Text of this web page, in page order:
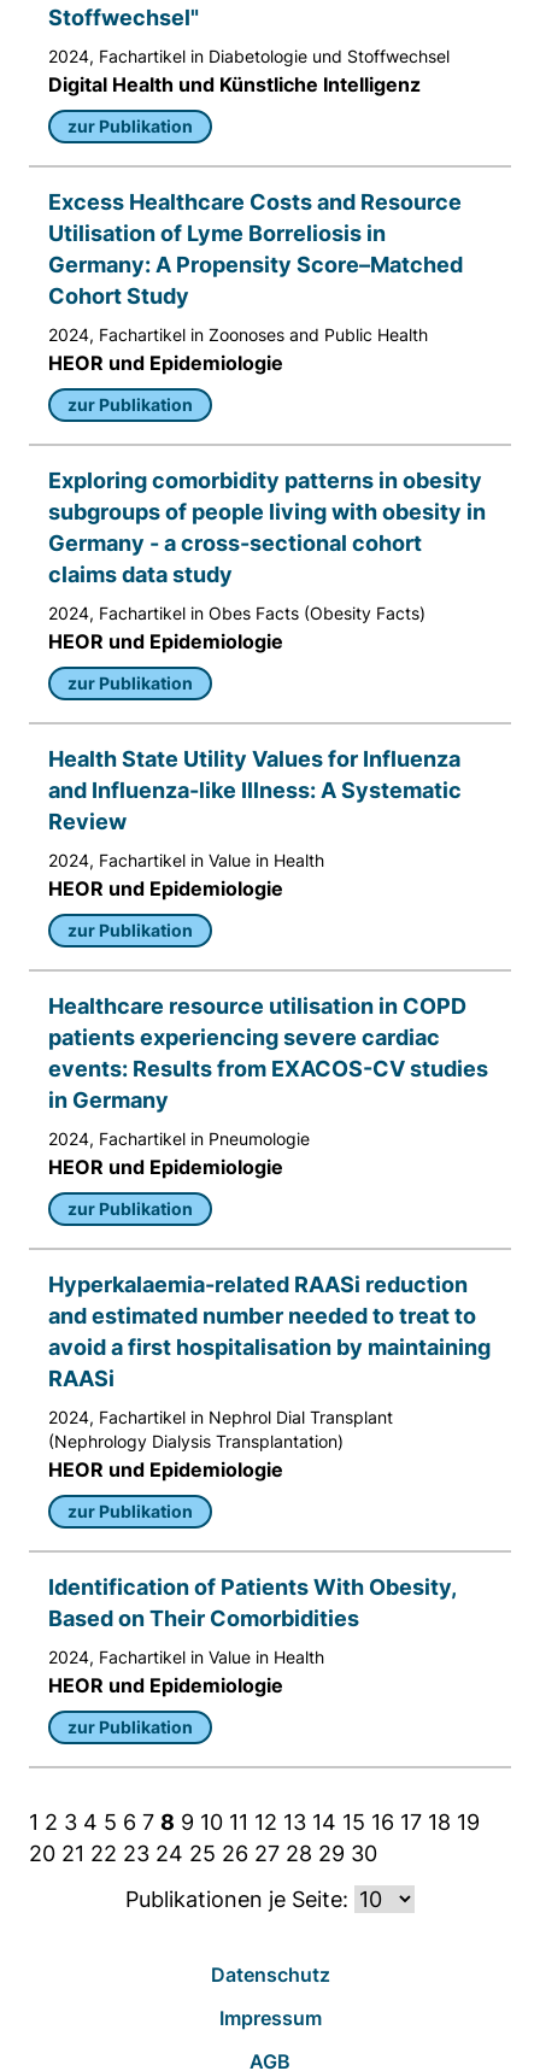
Stoffwechsel"
2024, Fachartikel in Diabetologie und Stoffwechsel
Digital Health und Künstliche Intelligenz
zur Publikation
Excess Healthcare Costs and Resource
Utilisation of Lyme Borreliosis in
Germany: A Propensity Score–Matched
Cohort Study
2024, Fachartikel in Zoonoses and Public Health
HEOR und Epidemiologie
zur Publikation
Exploring comorbidity patterns in obesity
subgroups of people living with obesity in
Germany - a cross-sectional cohort
claims data study
2024, Fachartikel in Obes Facts (Obesity Facts)
HEOR und Epidemiologie
zur Publikation
Health State Utility Values for Influenza
and Influenza-like Illness: A Systematic
Review
2024, Fachartikel in Value in Health
HEOR und Epidemiologie
zur Publikation
Healthcare resource utilisation in COPD
patients experiencing severe cardiac
events: Results from EXACOS-CV studies
in Germany
2024, Fachartikel in Pneumologie
HEOR und Epidemiologie
zur Publikation
Hyperkalaemia-related RAASi reduction
and estimated number needed to treat to
avoid a first hospitalisation by maintaining
RAASi
2024, Fachartikel in Nephrol Dial Transplant
(Nephrology Dialysis Transplantation)
HEOR und Epidemiologie
zur Publikation
Identification of Patients With Obesity,
Based on Their Comorbidities
2024, Fachartikel in Value in Health
HEOR und Epidemiologie
zur Publikation
1 2 3 4 5 6 7 8 9 10 11 12 13 14 15 16 17 18 19
20 21 22 23 24 25 26 27 28 29 30
Publikationen je Seite:
Datenschutz
Impressum
AGB
Zweck:
Cookie Laufzeit:
Sitzung